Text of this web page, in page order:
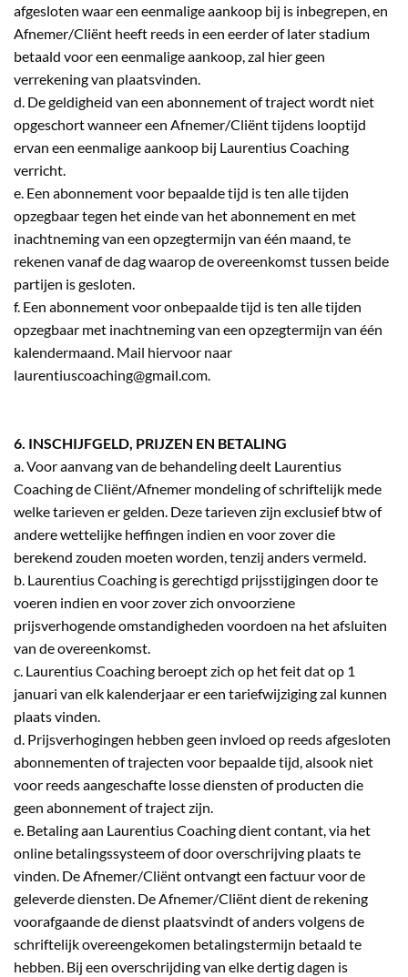
afgesloten waar een eenmalige aankoop bij is inbegrepen, en
Afnemer/Cliënt heeft reeds in een eerder of later stadium
betaald voor een eenmalige aankoop, zal hier geen
verrekening van plaatsvinden.
d. De geldigheid van een abonnement of traject wordt niet
opgeschort wanneer een Afnemer/Cliënt tijdens looptijd
ervan een eenmalige aankoop bij Laurentius Coaching
verricht.
e. Een abonnement voor bepaalde tijd is ten alle tijden
opzegbaar tegen het einde van het abonnement en met
inachtneming van een opzegtermijn van één maand, te
rekenen vanaf de dag waarop de overeenkomst tussen beide
partijen is gesloten.
f. Een abonnement voor onbepaalde tijd is ten alle tijden
opzegbaar met inachtneming van een opzegtermijn van één
kalendermaand. Mail hiervoor naar
laurentiuscoaching@gmail.com.
6. INSCHIJFGELD, PRIJZEN EN BETALING
a. Voor aanvang van de behandeling deelt Laurentius
Coaching de Cliënt/Afnemer mondeling of schriftelijk mede
welke tarieven er gelden. Deze tarieven zijn exclusief btw of
andere wettelijke heffingen indien en voor zover die
berekend zouden moeten worden, tenzij anders vermeld.
b. Laurentius Coaching is gerechtigd prijsstijgingen door te
voeren indien en voor zover zich onvoorziene
prijsverhogende omstandigheden voordoen na het afsluiten
van de overeenkomst.
c. Laurentius Coaching beroept zich op het feit dat op 1
januari van elk kalenderjaar er een tariefwijziging zal kunnen
plaats vinden.
d. Prijsverhogingen hebben geen invloed op reeds afgesloten
abonnementen of trajecten voor bepaalde tijd, alsook niet
voor reeds aangeschafte losse diensten of producten die
geen abonnement of traject zijn.
e. Betaling aan Laurentius Coaching dient contant, via het
online betalingssysteem of door overschrijving plaats te
vinden. De Afnemer/Cliënt ontvangt een factuur voor de
geleverde diensten. De Afnemer/Cliënt dient de rekening
voorafgaande de dienst plaatsvindt of anders volgens de
schriftelijk overeengekomen betalingstermijn betaald te
hebben. Bij een overschrijding van elke dertig dagen is